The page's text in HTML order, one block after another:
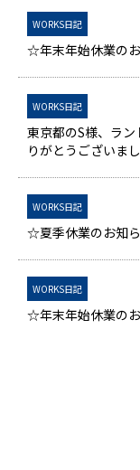
WORKS日記
☆年末年始休業の
WORKS日記
東京都のS様、ラ
りがとうございま
WORKS日記
☆夏季休業のお知
WORKS日記
☆年末年始休業の